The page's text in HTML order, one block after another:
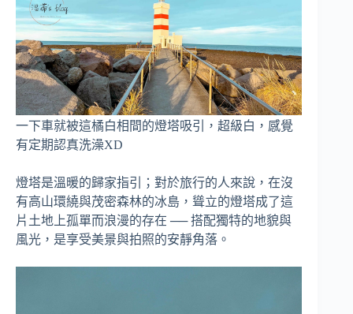
一下車就被這橘白相間的燈塔吸引，超級白，感覺
有定期認真洗澡XD
燈塔是溫暖的歸家指引；對於旅行的人來說，在沒
有高山環繞與茂密森林的冰島，聳立的燈塔成了這
片土地上孤單而浪漫的存在 ── 搭配獨特的地貌與
風光，是享受美景與拍照的安靜角落。